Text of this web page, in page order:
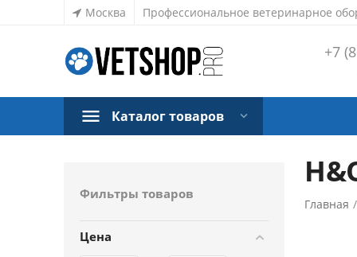
Москва Профессиональное ветеринарное
+7
Каталог товаров
Фильтры товаров
Цена
Главная /